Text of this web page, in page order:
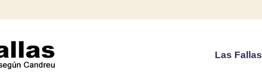
Las Fallas